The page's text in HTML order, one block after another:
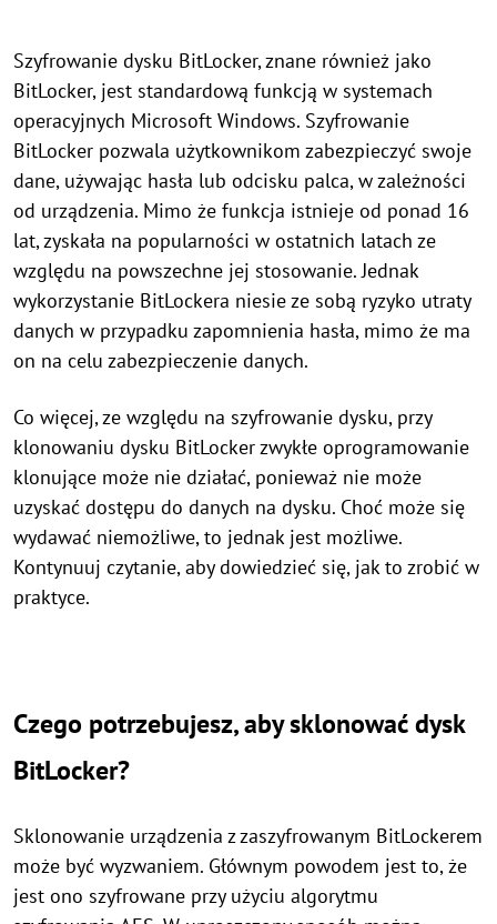
Szyfrowanie dysku BitLocker, znane również jako
BitLocker, jest standardową funkcją w systemach
operacyjnych Microsoft Windows. Szyfrowanie
BitLocker pozwala użytkownikom zabezpieczyć swoje
dane, używając hasła lub odcisku palca, w zależności
od urządzenia. Mimo że funkcja istnieje od ponad 16
lat, zyskała na popularności w ostatnich latach ze
względu na powszechne jej stosowanie. Jednak
wykorzystanie BitLockera niesie ze sobą ryzyko utraty
danych w przypadku zapomnienia hasła, mimo że ma
on na celu zabezpieczenie danych.
Co więcej, ze względu na szyfrowanie dysku, przy
klonowaniu dysku BitLocker zwykłe oprogramowanie
klonujące może nie działać, ponieważ nie może
uzyskać dostępu do danych na dysku. Choć może się
wydawać niemożliwe, to jednak jest możliwe.
Kontynuuj czytanie, aby dowiedzieć się, jak to zrobić w
praktyce.
Czego potrzebujesz, aby sklonować dysk
BitLocker?
Sklonowanie urządzenia z zaszyfrowanym BitLockerem
może być wyzwaniem. Głównym powodem jest to, że
jest ono szyfrowane przy użyciu algorytmu